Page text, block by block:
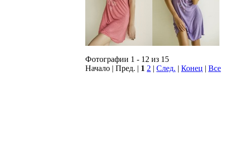
Фотографии 1 - 12 из 15
Начало | Пред. | 1 2 | След. | Конец | Все